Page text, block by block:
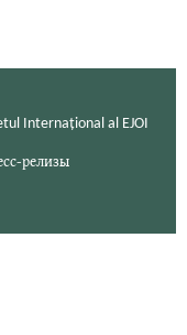
Internațional al EJOI
релизы